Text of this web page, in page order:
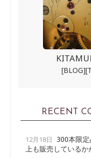
[BLOG]
RECENT
12月18日 300本限
上も販売しているか